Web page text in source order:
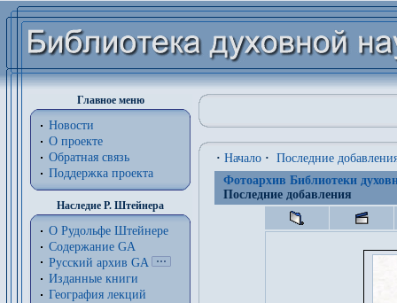
Главное меню
Новости
О проекте
Обратная связь
Поддержка проекта
Наследие Р. Штейнера
О Рудольфе Штейнере
Содержание GA
Русский архив GA
Изданные книги
География лекций
· Начало · Последние
Фотоархив Библиотеки
Последние добавления